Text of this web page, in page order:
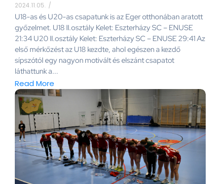
2024.11.05. /
U18-as és U20-as csapatunk is az Eger otthonában aratott
győzelmet. U18 II.osztály Kelet: Eszterházy SC – ENUSE
21:34 U20 II.osztály Kelet: Eszterházy SC – ENUSE 29:41 Az
első mérkőzést az U18 kezdte, ahol egészen a kezdő
sípszótól egy nagyon motivált és elszánt csapatot
láthattunk a...
Read More